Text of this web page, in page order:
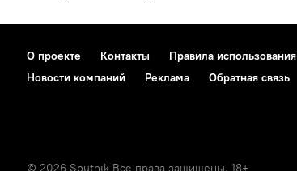
О проекте Контакты Правила использования
Новости компаний
Реклама Обратная связь
© 2026 Sputnik Все права защищены. 18+